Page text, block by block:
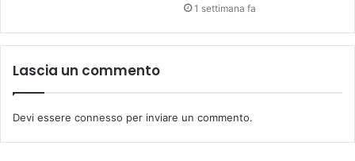
1 settimana fa
Lascia un commento
Devi essere connesso per inviare un commento.